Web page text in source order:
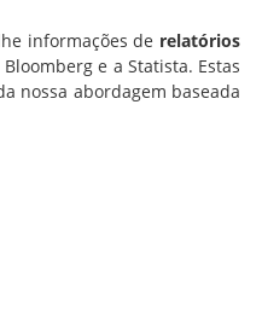
informações de relatórios
e a Statista. Estas
nossa abordagem baseada